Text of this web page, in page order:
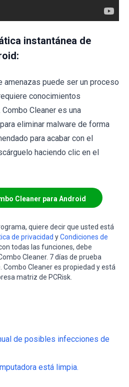
instantánea de
amenazas puede ser un proceso
conocimientos
Cleaner es una
eliminar malware de forma
para acabar con el
haciendo clic en el
Cleaner para Android
quiere decir que usted está
de privacidad yCondiciones de
todas las funciones, debe
Cleaner. 7 días de prueba
Cleaner es propiedad y está
matriz de PCRisk.
de posibles infecciones de
está limpia.